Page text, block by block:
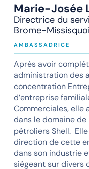
Marie-Josée
Directrice du
Brome-Missisquoi
AMBASSADRICE
Après avoir
administration des
concentration
d’entreprise
Commerciales, elle
dans le domaine
pétroliers Shell.
direction de cette
dans son industrie
siégeant sur divers